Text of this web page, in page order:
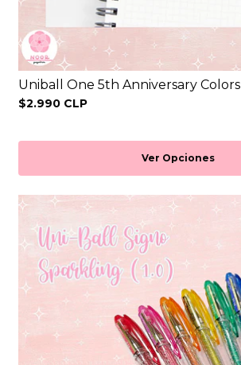
Uniball One 5th Anniversary Colors
$2.990 CLP
Ver Opciones